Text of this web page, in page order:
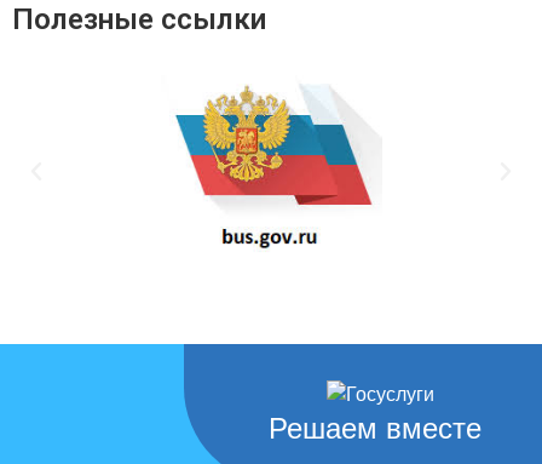
Полезные ссылки
Решаем вместе